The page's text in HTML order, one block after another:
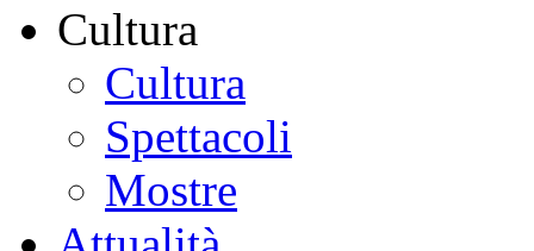
Cultura
Cultura
Spettacoli
Mostre